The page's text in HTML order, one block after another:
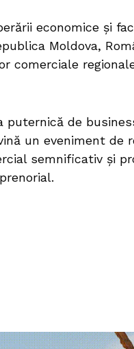
economice și
Moldova,
comerciale
de
un eveniment de
semnificativ și